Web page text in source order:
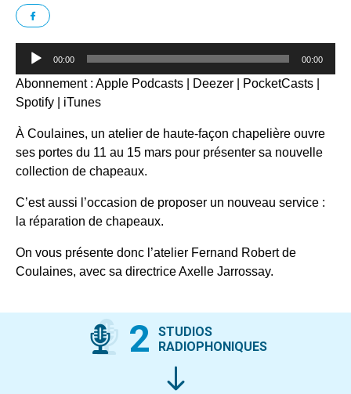
Lecteur
00:00 00:00
Abonnement : Apple Podcasts Deezer PocketCasts
Spotify
iTunes
À Coulaines, un atelier de haute-façon chapelière ouvre
ses portes du 11 au 15 mars pour présenter sa nouvelle
collection de chapeaux.
C’est aussi l’occasion de proposer un nouveau service :
la réparation de chapeaux.
On vous présente donc l’atelier Fernand Robert de
Coulaines, avec sa directrice Axelle Jarrossay.
2
STUDIOS
RADIOPHONIQUES